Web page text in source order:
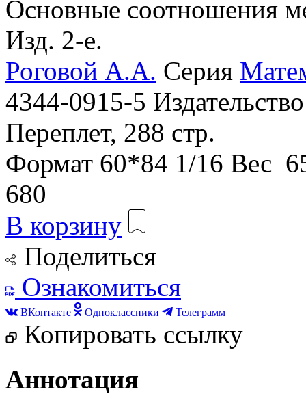
Роговой А.А. Серия
4344-0915-5
Переплет, 288 стр.
Формат 60*84 1/16 Вес
680
В корзину
Поделиться
Ознакомиться
ВКонтакте Одноклассники Телеграмм
Копировать ссылку
Аннотация